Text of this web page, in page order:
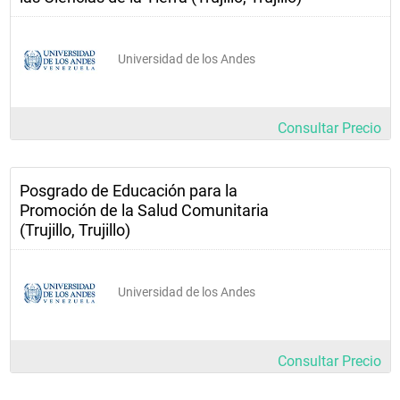
SUBTOTAL 10
UVMEB-08
Evaluación cualitativa
Universidad de los Andes
Consultar Precio
Posgrado de Educación para la
Promoción de la Salud Comunitaria
(Trujillo, Trujillo)
Universidad de los Andes
Consultar Precio